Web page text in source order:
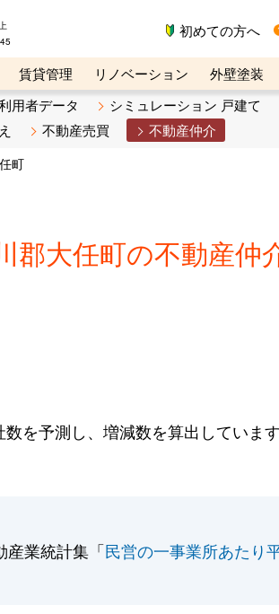
初めての方へ
賃貸管理 リノベーション 外壁塗装
マガジンBiz 不動産売却ご相談デスク
用者データ
シミュレーション 戸建て
不動産売買 不動産仲介
町
郡大任町の不動産仲
を予測し、増減数を算出していま
産業統計集「民営の一事業所あたり